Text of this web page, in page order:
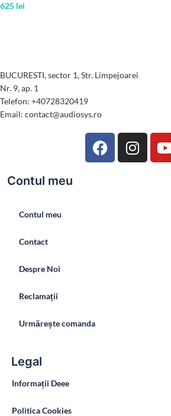
625 lei
BUCURESTI, sector 1, Str. Limpejoarei
Nr. 9, ap. 1
Telefon: +40728320419
Email: contact@audiosys.ro
Contul meu
Contul meu
Contact
Despre Noi
Reclamații
Urmărește comanda
Legal
Informații Deee
Politica Cookies